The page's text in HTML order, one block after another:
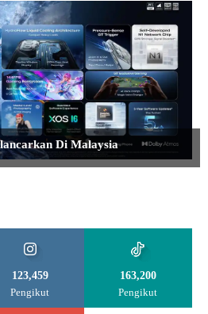
Di Malaysia
123,459
Pengikut
163,200
Pengikut